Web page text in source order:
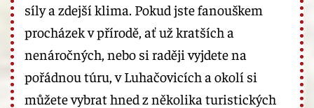
síly a zdejší klima. Pokud jste fanouškem
procházek v přírodě, ať už kratších a
nenáročných, nebo si raději vyjdete na
pořádnou túru, v Luhačovicích a okolí si
můžete vybrat hned z několika turistických